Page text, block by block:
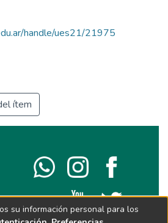
handle/ues21/21975
ítem
su información personal para los